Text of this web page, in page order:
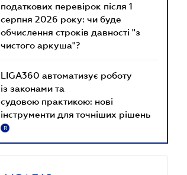
податкових перевірок після 1
серпня 2026 року: чи буде
обчислення строків давності "з
чистого аркуша"?
LIGA360 автоматизує роботу
із законами та
судовою практикою: нові
інструменти для точніших рішень
R